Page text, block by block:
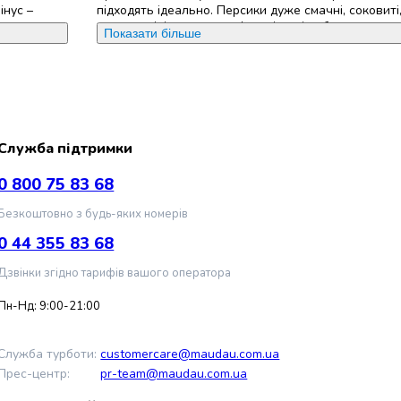
–
Якщо
підходять ідеально. Персики дуже смачні,
кожури, цілі половинки фруктів, які добре
розпадаються, незважаючи на соковиту та ніжну
Переваги
Не знайшов
Показати більше
підтримки
800 75 83 68
з будь-яких номерів
44 355 83 68
згідно тарифів вашого оператора
Нд: 9:00-21:00
турботи: customercare@maudau.com.ua
центр:
pr-team@maudau.com.ua